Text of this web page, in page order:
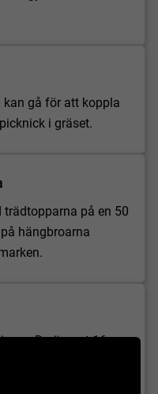
kan gå för att koppla
i gräset.
på en 50
hängbroarna
De är runt 16
för både dagsturer
en fyra mil lång rid-